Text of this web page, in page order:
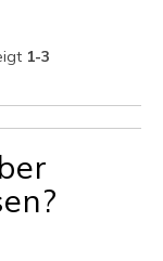
1-3